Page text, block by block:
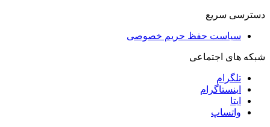
دسترسی سریع
سیاست حفظ حریم خصوصی
شبکه های اجتماعی
تلگرام
اینستاگرام
ایتا
واتساپ